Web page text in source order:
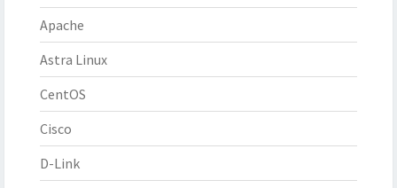
Apache
Astra Linux
CentOS
Cisco
D-Link